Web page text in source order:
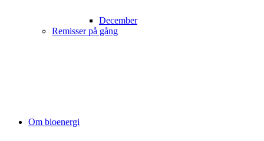
December
Remisser på gång
Om bioenergi